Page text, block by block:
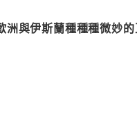
與伊斯蘭種種種微妙